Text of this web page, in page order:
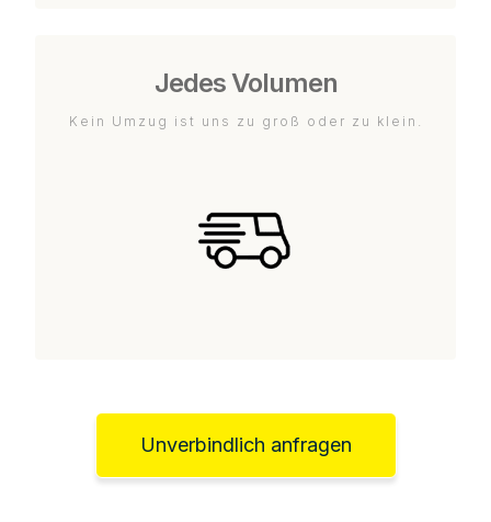
Jedes Volumen
Kein Umzug ist uns zu groß oder zu klein.
Unverbindlich anfragen